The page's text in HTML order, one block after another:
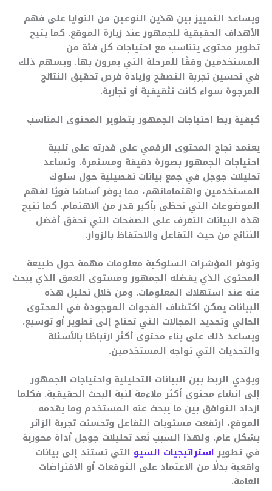
ويساعد التمييز بين هذين النوعين من النوايا على فهم
الأهداف الحقيقية للجمهور عند زيارة الموقع. كما يتيح
تطوير محتوى يتناسب مع احتياجات كل فئة من
المستخدمين وفقًا للمرحلة التي يمرون بها. ويسهم ذلك
في تحسين تجربة التصفح وزيادة فرص تحقيق النتائج
المرجوة سواء كانت تثقيفية أو تجارية.
كيفية ربط احتياجات الجمهور بتطوير المحتوى المناسب
يعتمد نجاح المحتوى الرقمي على قدرته على تلبية
احتياجات الجمهور بصورة دقيقة ومستمرة. وتساعد
تحليلات جوجل في جمع بيانات تفصيلية حول سلوك
المستخدمين واهتماماتهم، مما يوفر أساسًا قويًا لفهم
الموضوعات التي تحظى بأكبر قدر من الاهتمام. كما تتيح
هذه البيانات التعرف على الصفحات التي تحقق أفضل
النتائج من حيث التفاعل والاحتفاظ بالزوار.
وتوفر المؤشرات السلوكية معلومات مهمة حول طبيعة
المحتوى الذي يفضله الجمهور ومستوى العمق الذي يبحث
عنه عند استهلاك المعلومات. ومن خلال تحليل هذه
البيانات يمكن اكتشاف الفجوات الموجودة في المحتوى
الحالي وتحديد المجالات التي تحتاج إلى تطوير أو توسيع.
ويساعد ذلك على بناء محتوى أكثر ارتباطًا بالأسئلة
والتحديات التي تواجه المستخدمين.
ويؤدي الربط بين البيانات التحليلية واحتياجات الجمهور
إلى إنشاء محتوى أكثر ملاءمة لنية البحث الحقيقية. فكلما
ازداد التوافق بين ما يبحث عنه المستخدم وما يقدمه
الموقع، ارتفعت مستويات التفاعل وتحسنت تجربة الزائر
بشكل عام. ولهذا السبب تُعد تحليلات جوجل أداة محورية
في تطوير استراتيجيات السيو التي تستند إلى بيانات
واقعية بدلًا من الاعتماد على التوقعات أو الافتراضات
العامة.